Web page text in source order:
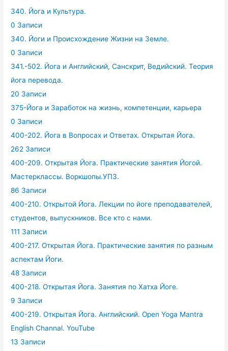
340. Йога и Культура.
0 Записи
340. Йоги и Происхождение Жизни на Земле.
0 Записи
341.-502. Йога и Английский, Санскрит, Ведийский. Теория
йога перевода.
20 Записи
375-Йога и Заработок на жизнь, компетенции, карьера
0 Записи
400-202. Йога в Вопросах и Ответах. Открытая Йога.
262 Записи
400-209. Открытая Йога. Практические занятия Йогой.
Мастерклассы. Воркшопы.УПЗ.
86 Записи
400-210. Открытой Йога. Лекции по йоге преподавателей,
студентов, выпускников. Все кто с нами.
111 Записи
400-217. Открытая Йога. Практические занятия по разным
аспектам Йоги.
48 Записи
400-218. Открытая Йога. Занятия по Хатха Йоге.
9 Записи
400-219. Открытая Йога. Английский. Open Yoga Mantra
English Channal. YouTube
13 Записи